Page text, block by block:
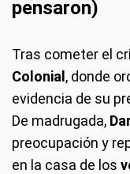
pensaron)
Tras cometer el
Colonial , donde
evidencia de su
De madrugada,
preocupación y
en la casa de los